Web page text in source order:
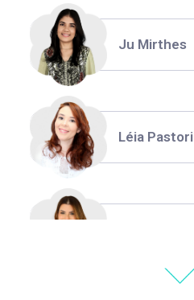
Ju Mirthes
Léia Pastori